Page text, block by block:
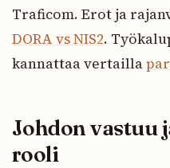
Traficom. Erot ja
DORA vs NIS2.
kannattaa vertailla
Johdon vastuu
rooli